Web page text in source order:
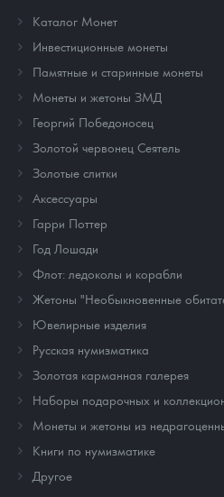
Каталог Монет
Инвестиционные монеты
Памятные и старинные монеты
Монеты и жетоны ЗМД
Георгий Победоносец
Золотой червонец Сеятель
Золотые слитки
Аксессуары
Гарри Поттер
Год Лошади
Флот: ледоколы и корабли
Жетоны "Необыкновенные
Ювелирные изделия
Русская нумизматика
Золотая карманная галерея
Наборы подарочных и
Монеты и жетоны из
Книги по нумизматике
Другое